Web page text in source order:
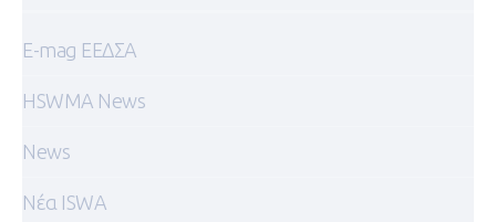
E-mag ΕΕΔΣΑ
HSWMA News
News
Nέα ISWA